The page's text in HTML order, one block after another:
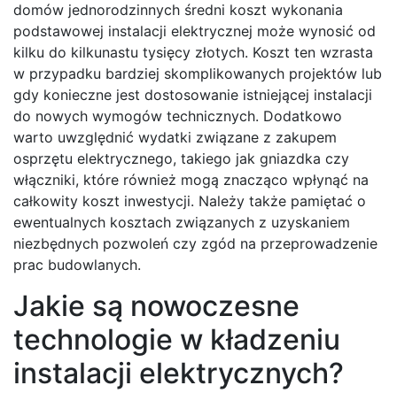
domów jednorodzinnych średni koszt wykonania
podstawowej instalacji elektrycznej może wynosić od
kilku do kilkunastu tysięcy złotych. Koszt ten wzrasta
w przypadku bardziej skomplikowanych projektów lub
gdy konieczne jest dostosowanie istniejącej instalacji
do nowych wymogów technicznych. Dodatkowo
warto uwzględnić wydatki związane z zakupem
osprzętu elektrycznego, takiego jak gniazdka czy
włączniki, które również mogą znacząco wpłynąć na
całkowity koszt inwestycji. Należy także pamiętać o
ewentualnych kosztach związanych z uzyskaniem
niezbędnych pozwoleń czy zgód na przeprowadzenie
prac budowlanych.
Jakie są nowoczesne
technologie w kładzeniu
instalacji elektrycznych?